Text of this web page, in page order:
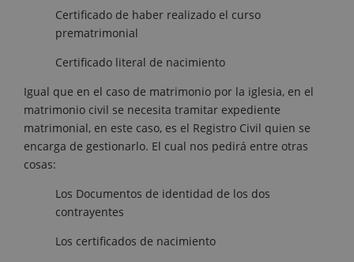
Certificado de haber realizado el curso
prematrimonial
Certificado literal de nacimiento
Igual que en el caso de matrimonio por la iglesia, en el
matrimonio civil se necesita tramitar expediente
matrimonial, en este caso, es el Registro Civil quien se
encarga de gestionarlo. El cual nos pedirá entre otras
cosas:
Los Documentos de identidad de los dos
contrayentes
Los certificados de nacimiento